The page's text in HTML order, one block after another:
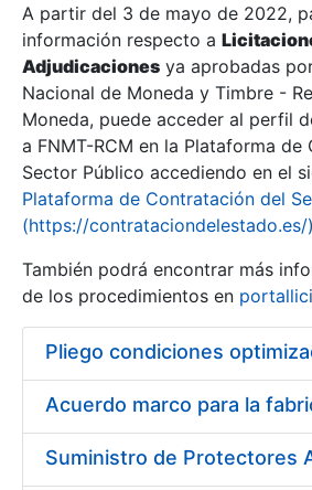
Mostrar/Ocultar
A partir del 3 de mayo de 2022,
información respecto a
Adjudicaciones ya aprobadas
Nacional de Moneda y Timbre -
Moneda, puede acceder al perfil
a FNMT-RCM en la Plataforma
Sector Público accediendo en el
Plataforma de Contratación del
(https://contrataciondelestado.es/)
También podrá encontrar más
de los procedimientos en